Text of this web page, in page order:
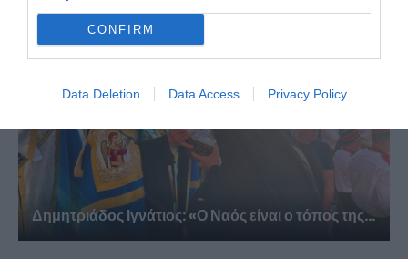
CONFIRM
Data Deletion Data Access Privacy Policy
Δημητριάδος Ιγνάτιος: «Ο Ναός είναι ο τόπος της...